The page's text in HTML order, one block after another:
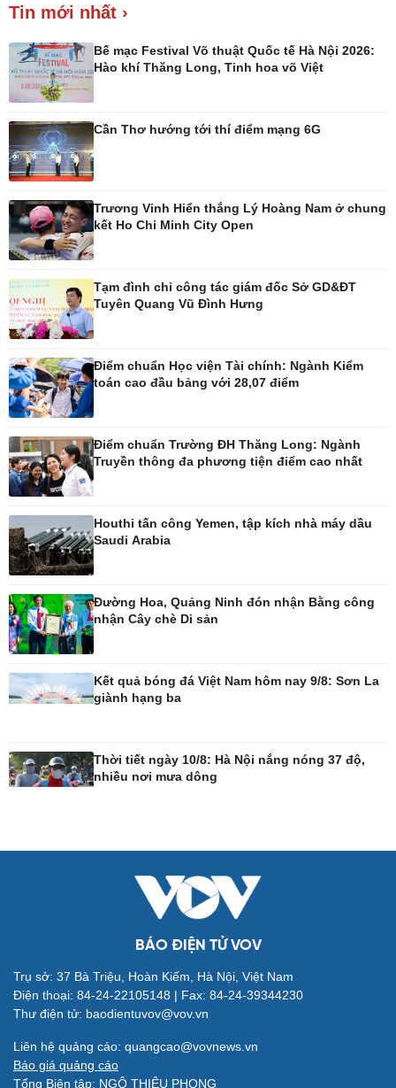
Cuộc sống đó đây
Infographic
Kinh tế
Bất động sản
Khởi nghiệp
Tỷ giá
Chứng khoán
Pháp luật
Vụ án
Tin nóng
Tư vấn luật
Bóng đá quốc tế
eSports
Hậu trường
Ô tô - Xe máy
Xe máy
Tư vấn
Doanh nghiệp 24h
Doanh nhân
Sành điệu
Tin Công nghệ
Dinh dưỡng - món ngon
Cây thuốc
Làm đẹp - giảm cân
Ăn sạch sống khỏe
Đời sống
Nhà đẹp
Blog
Văn hóa
Âm nhạc
Tin mới nhất ›
Bế mạc Festival Võ thuật Quốc tế Hà Nội 2026:
Hào khí Thăng Long, Tinh hoa võ Việt
Cần Thơ hướng tới thí điểm mạng 6G
Trương Vinh Hiển thắng Lý Hoàng Nam ở chung
kết Ho Chi Minh City Open
Tạm đình chỉ công tác giám đốc Sở GD&ĐT
Tuyên Quang Vũ Đình Hưng
Điểm chuẩn Học viện Tài chính: Ngành Kiểm
toán cao đầu bảng với 28,07 điểm
Điểm chuẩn Trường ĐH Thăng Long: Ngành
Truyền thông đa phương tiện điểm cao nhất
Houthi tấn công Yemen, tập kích nhà máy dầu
Saudi Arabia
Đường Hoa, Quảng Ninh đón nhận Bằng công
nhận Cây chè Di sản
Kết quả bóng đá Việt Nam hôm nay 9/8: Sơn La
giành hạng ba
Thời tiết ngày 10/8: Hà Nội nắng nóng 37 độ,
nhiều nơi mưa dông
BÁO ĐIỆN TỬ VOV
Trụ sở: 37 Bà Triệu, Hoàn Kiếm, Hà Nội, Việt Nam
Điện thoại: 84-24-22105148 | Fax: 84-24-39344230
Thư điện tử: baodientuvov@vov.vn
Liên hệ quảng cáo: quangcao@vovnews.vn
Báo giá quảng cáo
Tổng Biên tập: NGÔ THIỆU PHONG